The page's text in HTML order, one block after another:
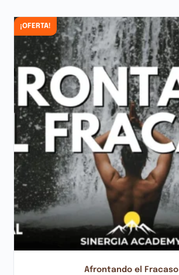
¡OFERTA!
Afrontando el Fracaso